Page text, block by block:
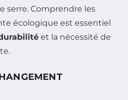
serre. Comprendre les
écologique est essentiel
et la nécessité de